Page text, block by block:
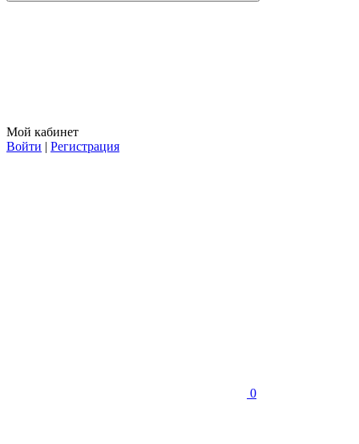
Мой кабинет
Войти | Регистрация
0